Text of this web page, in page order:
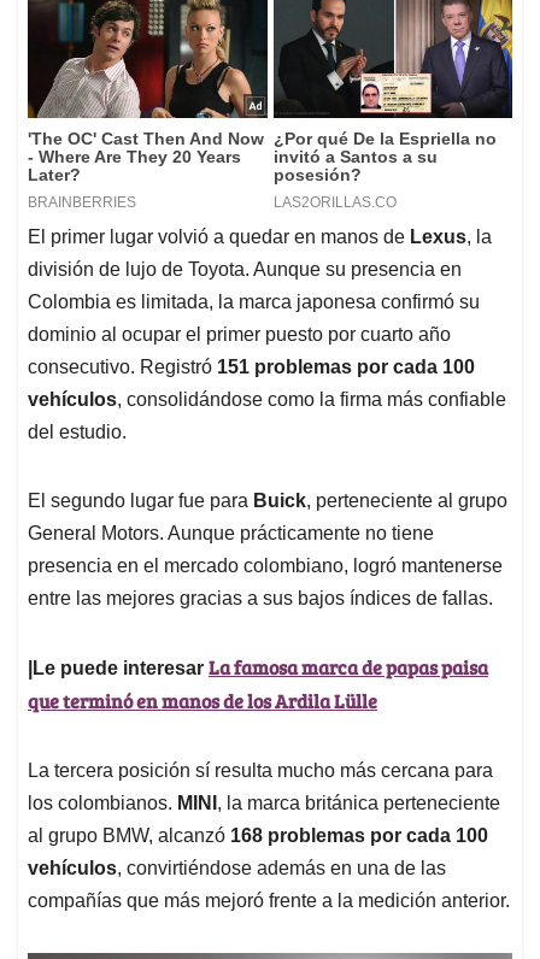
El primer lugar volvió a quedar en manos de Lexus, la
división de lujo de Toyota. Aunque su presencia en
Colombia es limitada, la marca japonesa confirmó su
dominio al ocupar el primer puesto por cuarto año
consecutivo. Registró 151 problemas por cada 100
vehículos, consolidándose como la firma más confiable
del estudio.
El segundo lugar fue para Buick, perteneciente al grupo
General Motors. Aunque prácticamente no tiene
presencia en el mercado colombiano, logró mantenerse
entre las mejores gracias a sus bajos índices de fallas.
|Le puede interesar La famosa marca de papas paisa
que terminó en manos de los Ardila Lülle
La tercera posición sí resulta mucho más cercana para
los colombianos. MINI , la marca británica perteneciente
al grupo BMW, alcanzó 168 problemas por cada 100
vehículos, convirtiéndose además en una de las
compañías que más mejoró frente a la medición anterior.